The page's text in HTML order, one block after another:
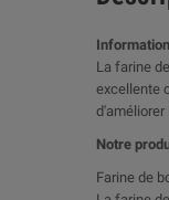
La farine
excellente
d'améliorer
Notre
Farine de